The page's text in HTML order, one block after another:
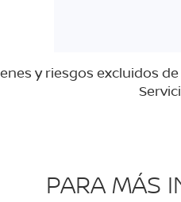
y riesgos excluidos
PARA MÁS